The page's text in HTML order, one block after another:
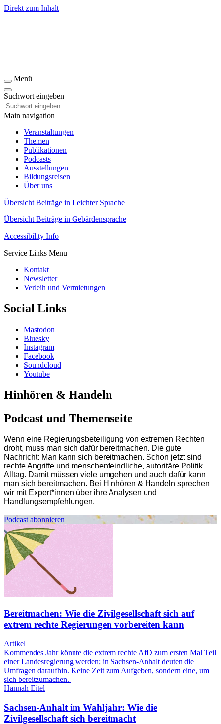
Direkt zum Inhalt
Menü
Suchwort eingeben
Main navigation
Veranstaltungen
Themen
Publikationen
Podcasts
Ausstellungen
Bildungsreisen
Über uns
Übersicht Beiträge in Leichter Sprache
Übersicht Beiträge in Gebärdensprache
Accessibility Info
Service Links Menu
Kontakt
Newsletter
Verleih und Vermietungen
Social Links
Mastodon
Bluesky
Instagram
Facebook
Soundcloud
Youtube
Hinhören & Handeln
Podcast und Themenseite
Wenn eine Regierungsbeteiligung von extremen Rechten
droht, muss man sich dafür bereitmachen. Die gute
Nachricht: Man kann sich bereitmachen. Schon jetzt sind
rechte Angriffe und menschenfeindliche, autoritäre Politik
Alltag. Damit müssen viele umgehen und auch dafür kann
man sich bereitmachen. Bei Hinhören & Handeln sprechen
wir mit Expert*innen über ihre Analysen und
Handlungsempfehlungen.
Podcast abonnieren
Bereitmachen: Wie die Zivilgesellschaft sich auf
extrem rechte Regierungen vorbereiten kann
Artikel
Kommendes Jahr könnte die extrem rechte AfD zum ersten Mal Teil
einer Landesregierung werden; in Sachsen-Anhalt deuten die
Umfragen daraufhin. Keine Zeit zum Aufgeben, sondern eine, um
sich bereitzumachen.
Hannah Eitel
Sachsen-Anhalt im Wahljahr: Wie die
Zivilgesellschaft sich bereitmacht